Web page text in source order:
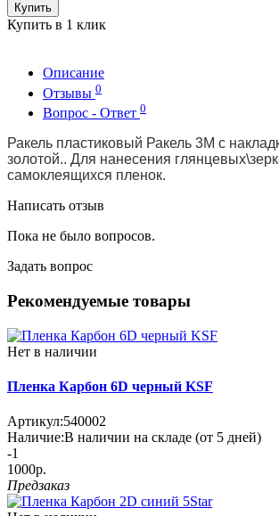
Купить
Купить в 1 клик
Описание
Отзывы 0
Вопрос - Ответ 0
Ракель пластиковый Ракель 3М с
золотой.. Для нанесения
самоклеящихся пленок.
Написать отзыв
Пока не было вопросов.
Задать вопрос
Рекомендуемые товары
Нет в наличии
Пленка Карбон 6D черный KSF
Артикул:540002
Наличие:В наличии на складе (от 5 дней)
-1
1000р.
Предзаказ